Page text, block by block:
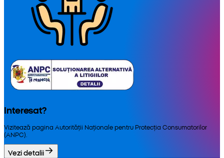
Interesat?
Vizitează pagina Autorității Naționale pentru Protecția Consumatorilor
(ANPC).
Vezi detalii